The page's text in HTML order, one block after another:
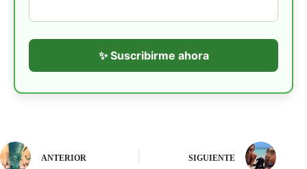
✨ Suscribirme ahora
ANTERIOR SIGUIENTE